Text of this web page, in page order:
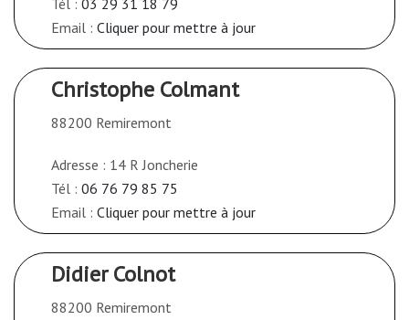
Email : Cliquer pour mettre à jour
Christophe Colmant
88200 Remiremont
Adresse : 14 R Joncherie
Tél : 06 76 79 85 75
Email : Cliquer pour mettre à jour
Didier Colnot
88200 Remiremont